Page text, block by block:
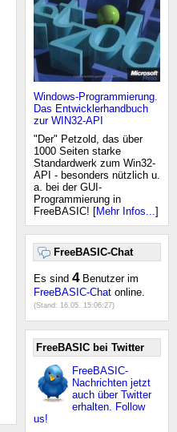
Windows-Programmierung.
Das Entwicklerhandbuch
zur WIN32-API
"Der" Petzold, das über
1000 Seiten starke
Standardwerk zum Win32-
API - besonders nützlich u.
a. bei der GUI-
Programmierung in
FreeBASIC! [Mehr Infos...]
FreeBASIC-Chat
Es sind 4Benutzer im
FreeBASIC-Chat online.
(Stand: 16.05. 15:06:27)
FreeBASIC bei Twitter
FreeBASIC-
Nachrichten jetzt
auch über Twitter
erhalten. Follow
us!